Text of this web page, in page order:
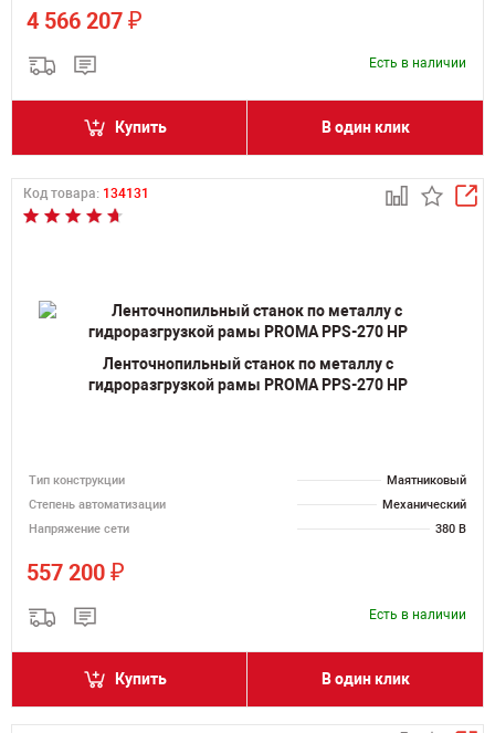
4 566 207 ₽
Есть в наличии
Купить В один клик
Код товара: 134131
Ленточнопильный станок по металлу с
гидроразгрузкой рамы PROMA PPS-270 HP
Тип конструкции
Маятниковый
Степень автоматизации
Механический
Напряжение сети
380 В
557 200 ₽
Есть в наличии
Купить В один клик